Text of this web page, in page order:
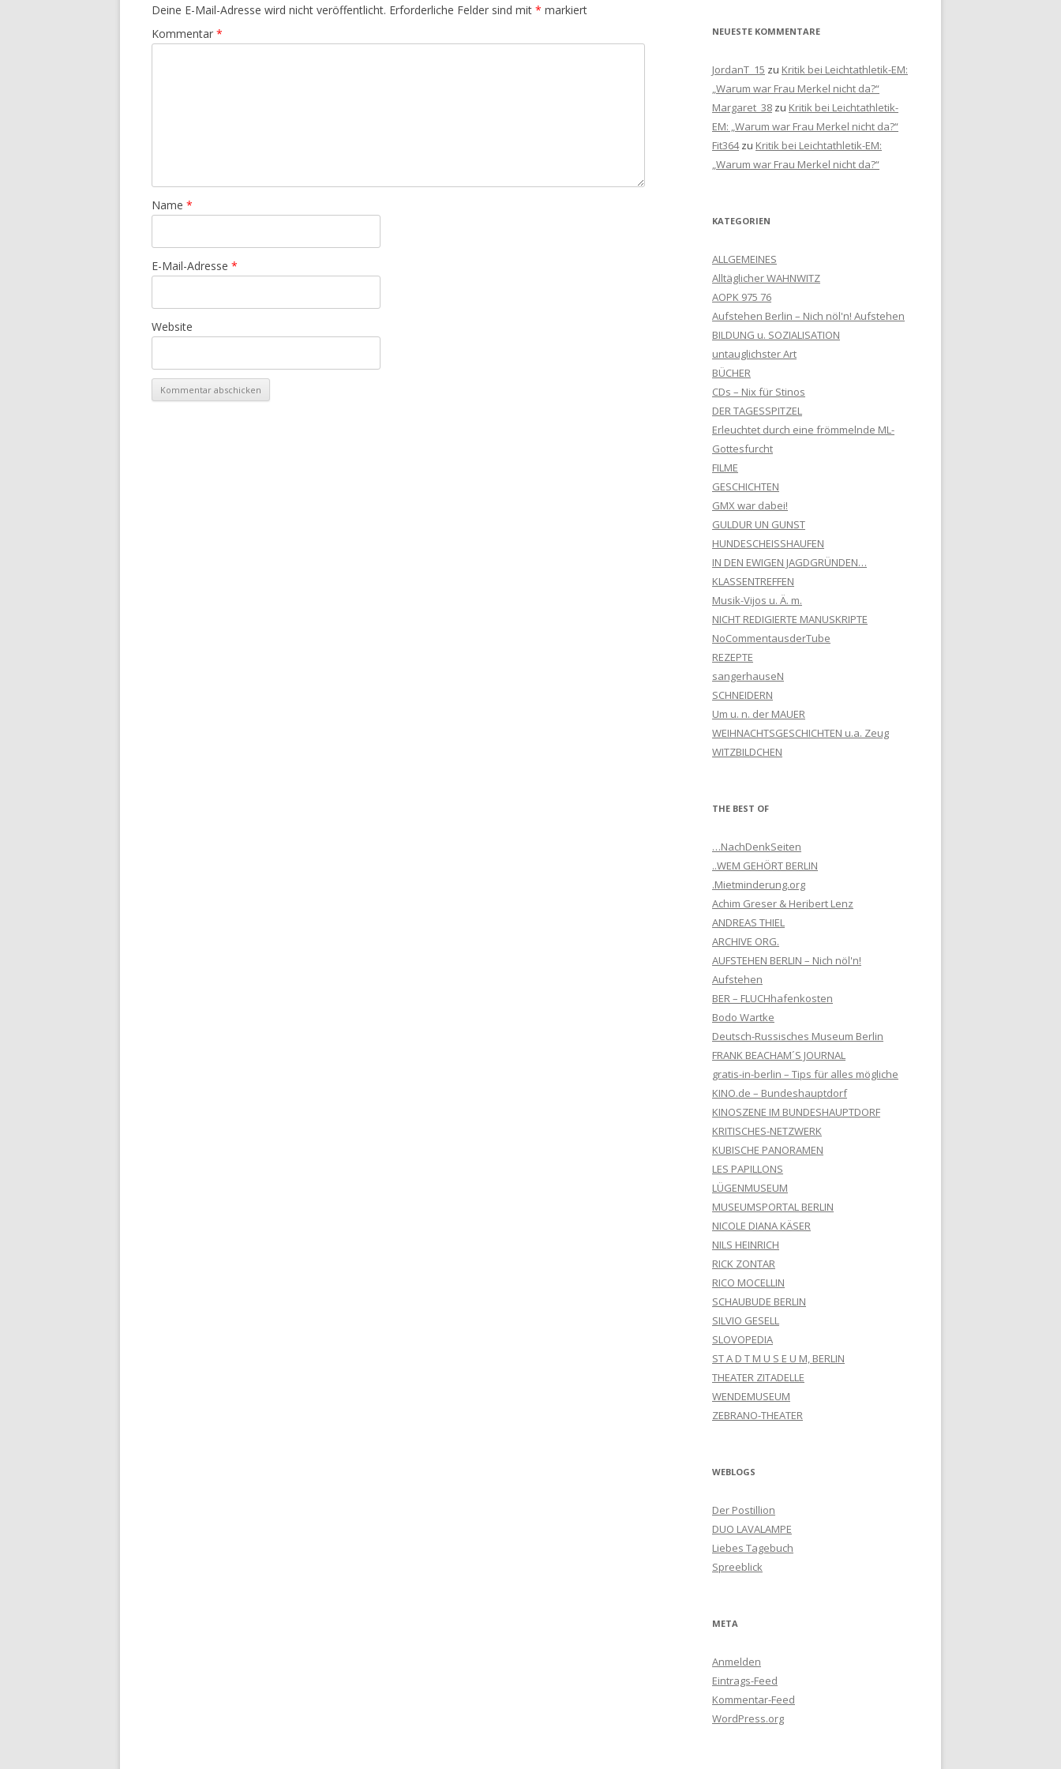
Deine E-Mail-Adresse wird nicht veröffentlicht. Erforderliche Felder sind mit * markiert
Kommentar *
Name *
E-Mail-Adresse *
Website
NEUESTE KOMMENTARE
JordanT_15 zu Kritik bei Leichtathletik-EM:
„Warum war Frau Merkel nicht da?“
Margaret_38 zu Kritik bei Leichtathletik-
EM: „Warum war Frau Merkel nicht da?“
Fit364zu Kritik bei Leichtathletik-EM:
„Warum war Frau Merkel nicht da?“
KATEGORIEN
ALLGEMEINES
Alltäglicher WAHNWITZ
AOPK 975 76
Aufstehen Berlin – Nich nöl'n! Aufstehen
BILDUNG u. SOZIALISATION
untauglichster Art
BÜCHER
CDs – Nix für Stinos
DER TAGESSPITZEL
Erleuchtet durch eine frömmelnde ML-
Gottesfurcht
FILME
GESCHICHTEN
GMX war dabei!
GULDUR UN GUNST
HUNDESCHEISSHAUFEN
IN DEN EWIGEN JAGDGRÜNDEN…
KLASSENTREFFEN
Musik-Vijos u. Ä. m.
NICHT REDIGIERTE MANUSKRIPTE
NoCommentausderTube
REZEPTE
sangerhauseN
SCHNEIDERN
Um u. n. der MAUER
WEIHNACHTSGESCHICHTEN u.a. Zeug
WITZBILDCHEN
THE BEST OF
…NachDenkSeiten
..WEM GEHÖRT BERLIN
.Mietminderung.org
Achim Greser & Heribert Lenz
ANDREAS THIEL
ARCHIVE ORG.
AUFSTEHEN BERLIN – Nich nöl'n!
Aufstehen
BER – FLUCHhafenkosten
Bodo Wartke
Deutsch-Russisches Museum Berlin
FRANK BEACHAM´S JOURNAL
gratis-in-berlin – Tips für alles mögliche
KINO.de – Bundeshauptdorf
KINOSZENE IM BUNDESHAUPTDORF
KRITISCHES-NETZWERK
KUBISCHE PANORAMEN
LES PAPILLONS
LÜGENMUSEUM
MUSEUMSPORTAL BERLIN
NICOLE DIANA KÄSER
NILS HEINRICH
RICK ZONTAR
RICO MOCELLIN
SCHAUBUDE BERLIN
SILVIO GESELL
SLOVOPEDIA
ST A D T M U S E U M, BERLIN
THEATER ZITADELLE
WENDEMUSEUM
ZEBRANO-THEATER
WEBLOGS
Der Postillion
DUO LAVALAMPE
Liebes Tagebuch
Spreeblick
META
Anmelden
Eintrags-Feed
Kommentar-Feed
WordPress.org